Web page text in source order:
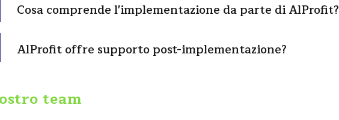
Cosa comprende l'implementazione da parte di AlProfit?
AlProfit offre supporto post-implementazione?
team